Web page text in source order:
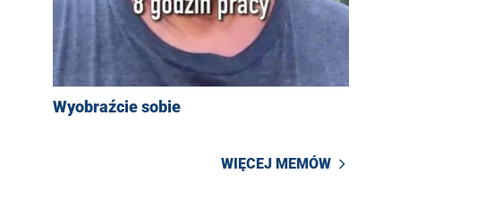
Wyobraźcie sobie
WIĘCEJ MEMÓW